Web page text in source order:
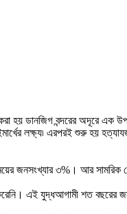
হয় ডানজিগ বন্দরের অদূরে
লক্ষ্য৷ এরপরই শুরু হয়
জনসংখ্যার ৩%। আর
এই যুদ্ধআগামী শত বছরের